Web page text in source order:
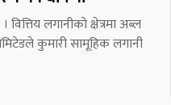
लगानीको क्षेत्रमा अब्ल
कुमारी सामूहिक लगानी